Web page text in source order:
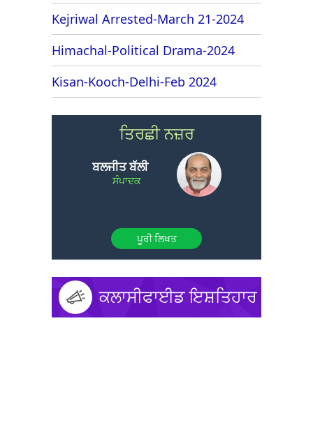
Kejriwal Arrested-March 21-2024
Himachal-Political Drama-2024
Kisan-Kooch-Delhi-Feb 2024
ਤਿਰਛੀ ਨਜ਼ਰ
ਬਲਜੀਤ ਬੱਲੀ
ਸੰਪਾਦਕ
ਪੂਰੀ ਲਿਖਤ
ਕਲਾਸੀਫਾਈਡ ਇਸ਼ਤਿਹਾਰ